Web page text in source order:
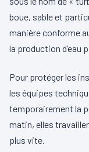
boue, sable et
manière conforme
la production d’eau
Pour protéger les
les équipes
temporairement la
matin, elles
plus vite.